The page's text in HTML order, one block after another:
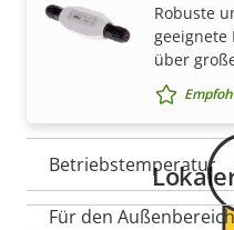
Allgemein
Lokaler Speicher
Betriebstemperatur
Für den Außenbereich
Robuste
geeignete
über